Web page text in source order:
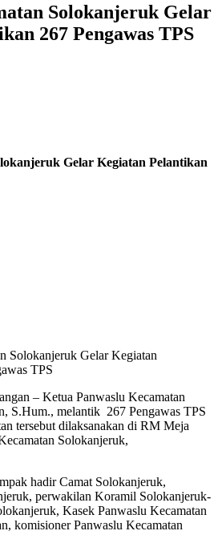
Solokanjeruk Gelar
267 Pengawas TPS
Gelar Kegiatan Pelantikan
Solokanjeruk Gelar Kegiatan
TPS
– Ketua Panwaslu Kecamatan
S.Hum., melantik 267 Pengawas TPS
tersebut dilaksanakan di RM Meja
Solokanjeruk,
hadir Camat Solokanjeruk,
perwakilan Koramil Solokanjeruk-
Kasek Panwaslu Kecamatan
komisioner Panwaslu Kecamatan